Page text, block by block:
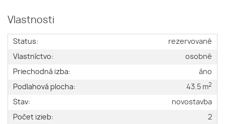
Vlastnosti
Status:
rezervované
Vlastníctvo:
osobné
Priechodná izba:
áno
Podlahová plocha:
43.5 m2
Stav:
novostavba
Počet izieb:
2